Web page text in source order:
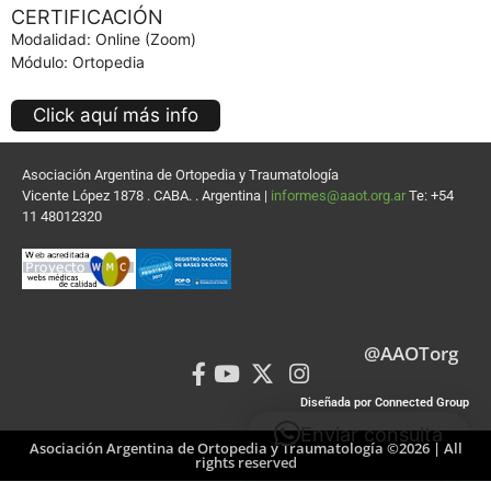
CERTIFICACIÓN
Modalidad: Online (Zoom)
Módulo: Ortopedia
Click aquí más info
Asociación Argentina de Ortopedia y Traumatología
Vicente López 1878 . CABA. . Argentina | informes@aaot.org.ar Te: +54
11 48012320
@AAOTorg
Diseñada por Connected Group
Asociación Argentina de Ortopedia y Traumatología ©2026 | All
rights reserved
Enviar consulta